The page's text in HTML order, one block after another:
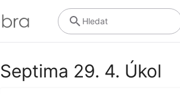
Hledat
Septima 29. 4. Úkol